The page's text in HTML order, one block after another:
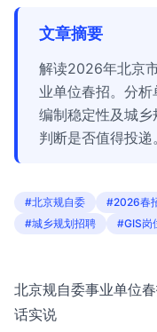
文章摘要
解读2026年北京
业单位春招。分析
编制稳定性及城
判断是否值得投递。
#北京规自委 #2026春
#城乡规划招聘
#GIS岗
北京规自委事业单位
话实说